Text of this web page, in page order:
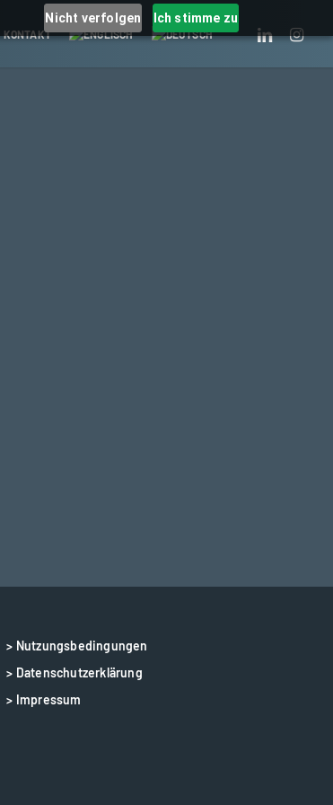
Nicht verfolgen Ich stimme zu
KONTAKT LINKEDIN
> Nutzungsbedingungen
> Datenschutzerklärung
> Impressum